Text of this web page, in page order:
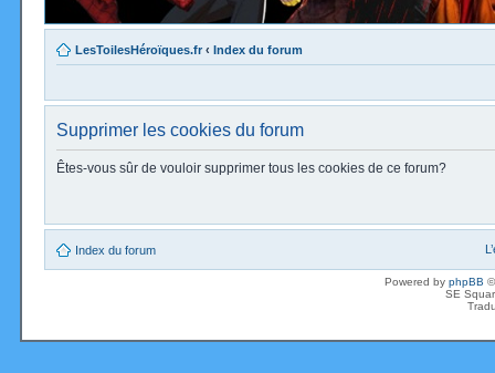
LesToilesHéroïques.fr ‹ Index du forum
Supprimer les cookies du forum
Êtes-vous sûr de vouloir supprimer tous les cookies de ce forum?
Index du forum
Powered by phpBB
SE